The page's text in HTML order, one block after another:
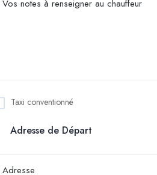
Taxi conventionné
Adresse de Départ